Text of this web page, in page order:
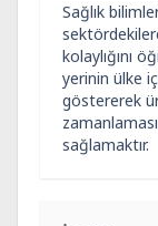
Sağlık
kolaylığını
yerinin ülke
göstererek
sağlamaktır.